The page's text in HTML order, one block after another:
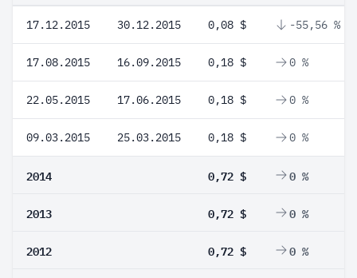
17.12.2015 30.12.2015 0,08 $ -55,56 %
17.08.2015 16.09.2015 0,18 $ 0 %
22.05.2015 17.06.2015 0,18 $ 0 %
09.03.2015 25.03.2015 0,18 $ 0 %
2014 0,72 $ 0 %
2013 0,72 $ 0 %
2012 0,72 $ 0 %